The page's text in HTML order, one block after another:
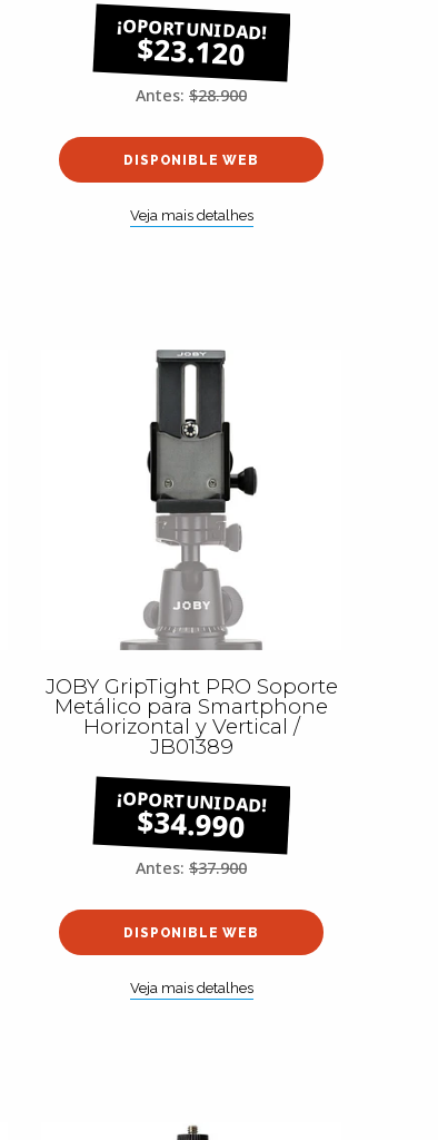
$23.120
Antes: $28.900
DISPONIBLE WEB
Veja mais detalhes
JOBY GripTight PRO Soporte
Metálico para Smartphone
Horizontal y Vertical /
JB01389
$34.990
Antes: $37.900
DISPONIBLE WEB
Veja mais detalhes